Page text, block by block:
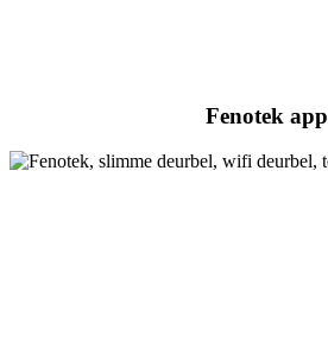
Fenotek app